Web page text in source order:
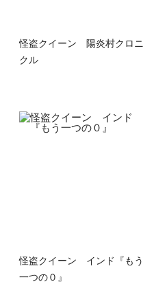
怪盗クイーン 陽炎村クロニ
クル
怪盗クイーン インド『もう
一つの０』